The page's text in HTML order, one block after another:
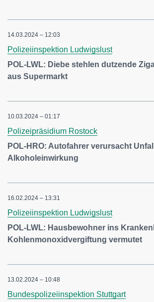
14.03.2024 – 12:03
Polizeiinspektion Ludwigslust
POL-LWL: Diebe stehlen dutzende
aus Supermarkt
10.03.2024 – 01:17
Polizeipräsidium Rostock
POL-HRO: Autofahrer verursacht
Alkoholeinwirkung
16.02.2024 – 13:31
Polizeiinspektion Ludwigslust
POL-LWL: Hausbewohner ins
Kohlenmonoxidvergiftung vermutet
13.02.2024 – 10:48
Bundespolizeiinspektion Stuttgart